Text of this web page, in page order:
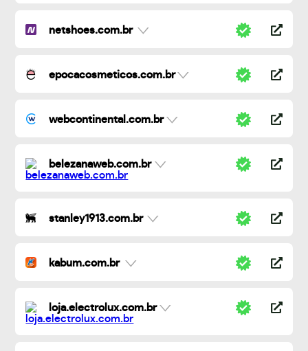
netshoes.com.br
epocacosmeticos.com.br
webcontinental.com.br
belezanaweb.com.br
stanley1913.com.br
kabum.com.br
loja.electrolux.com.br